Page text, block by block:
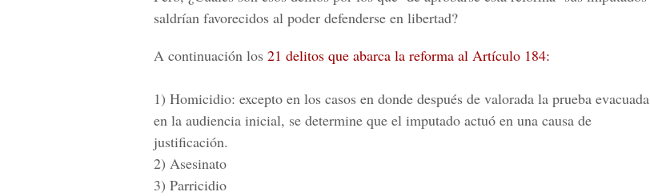
saldrían favorecidos al poder defenderse en libertad?
A continuación los 21 delitos que abarca la reforma al Artículo 184:
1) Homicidio: excepto en los casos en donde después de valorada la prueba evacuada
en la audiencia inicial, se determine que el imputado actuó en una causa de
justificación.
2) Asesinato
3) Parricidio